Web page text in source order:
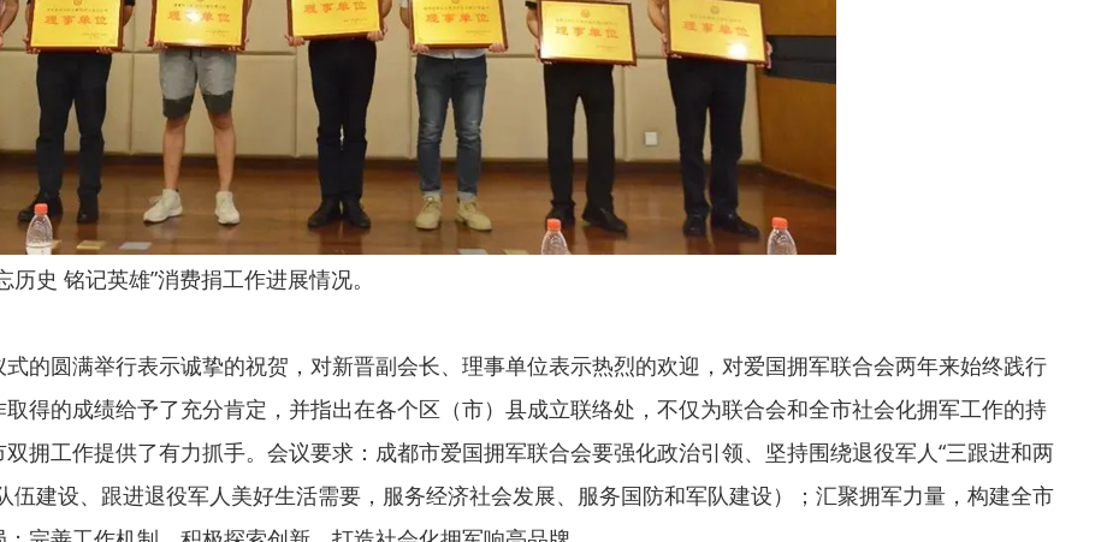
史 铭记英雄”消费捐工作进展情况。
的圆满举行表示诚挚的祝贺，对新晋副会长、理事单位表示热烈的欢迎，对爱国拥军联合会两年来始终践行
得的成绩给予了充分肯定，并指出在各个区（市）县成立联络处，不仅为联合会和全市社会化拥军工作的持
拥工作提供了有力抓手。会议要求：成都市爱国拥军联合会要强化政治引领、坚持围绕退役军人“三跟进和两
伍建设、跟进退役军人美好生活需要，服务经济社会发展、服务国防和军队建设）；汇聚拥军力量，构建全市